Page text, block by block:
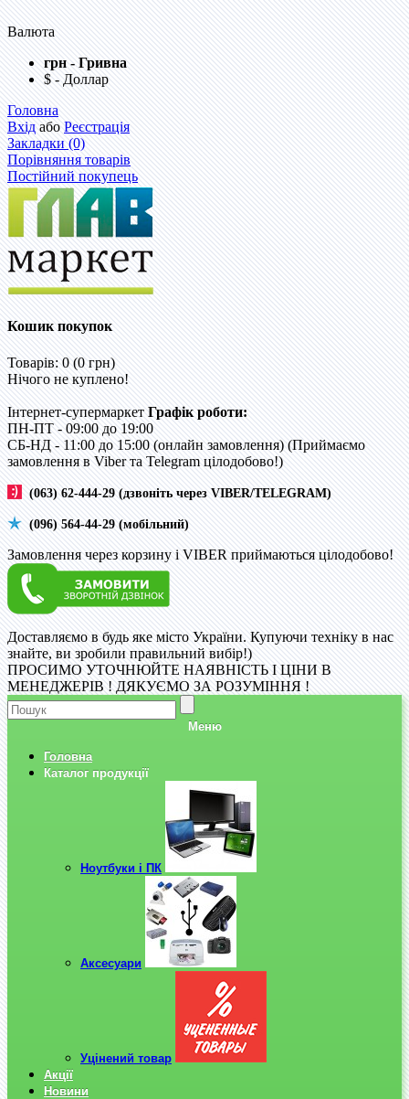
Валюта
грн - Гривна
$ - Доллар
Головна
ВхідабоРеєстрація
Закладки (0)
Порівняння товарів
Постійний покупець
Кошик покупок
Товарів: 0 (0 грн)
Нічого не куплено!
Інтернет-супермаркет Графік роботи:
ПН-ПТ - 09:00 до 19:00
CБ-НД - 11:00 до 15:00 (онлайн замовлення) (Приймаємо
замовлення в Viber та Telegram цілодобово!)
(063) 62-444-29 (дзвоніть через VIBER/TELEGRAM)
(096) 564-44-29 (мобільний)
Замовлення через корзину і VIBER приймаються цілодобово!
Доставляємо в будь яке місто України. Купуючи техніку в нас
знайте, ви зробили правильний вибір!)
ПРОСИМО УТОЧНЮЙТЕ НАЯВНІСТЬ І ЦІНИ В
МЕНЕДЖЕРІВ ! ДЯКУЄМО ЗА РОЗУМІННЯ !
Меню
Головна
Каталог продукції
Ноутбуки і ПК
Аксесуари
Уцінений товар
Акції
Новини